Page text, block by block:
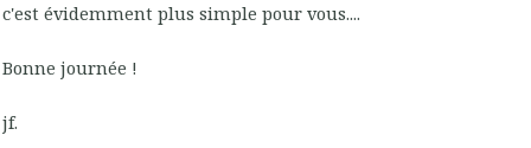
c'est évidemment plus simple pour vous....
Bonne journée !
jf.